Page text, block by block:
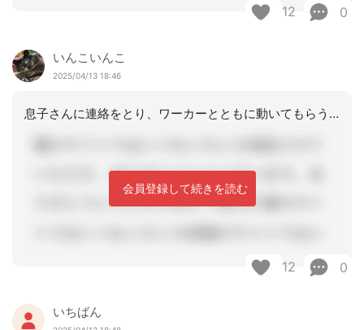
12 0
いんこいんこ
2025/04/13 18:46
息子さんに連絡をとり、ワーカーとともに動いてもらうのが良いかと．何でもかんでもケ
会員登録して続きを読む
12 0
いちばん